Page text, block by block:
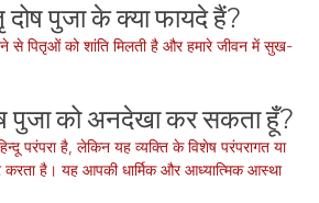
दोष पुजा के क्या फायदे हैं?
से पितृओं को शांति मिलती है और हमारे जीवन में सुख-
पुजा को अनदेखा कर सकता हूँ?
परंपरा है, लेकिन यह व्यक्ति के विशेष परंपरागत या
करता है। यह आपकी धार्मिक और आध्यात्मिक आस्था